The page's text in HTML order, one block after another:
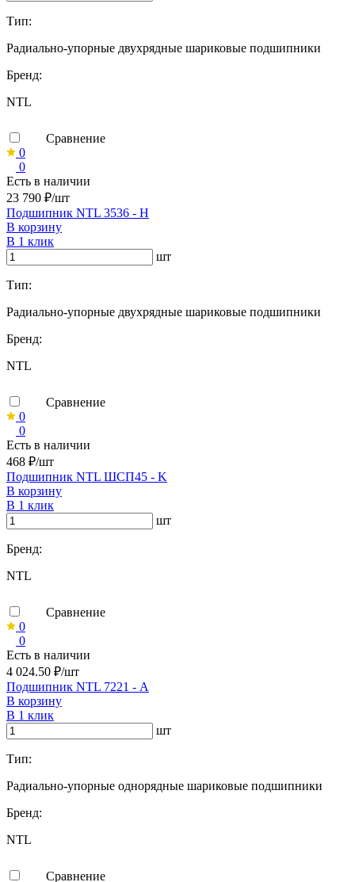
Тип:
Радиально-упорные двухрядные шариковые подшипники
Бренд:
NTL
Сравнение
0
0
Есть в наличии
23 790 ₽/шт
Подшипник NTL 3536 - H
В корзину
В 1 клик
шт
Тип:
Радиально-упорные двухрядные шариковые подшипники
Бренд:
NTL
Сравнение
0
0
Есть в наличии
468 ₽/шт
Подшипник NTL ШСП45 - K
В корзину
В 1 клик
шт
Бренд:
NTL
Сравнение
0
0
Есть в наличии
4 024.50 ₽/шт
Подшипник NTL 7221 - А
В корзину
В 1 клик
шт
Тип:
Радиально-упорные однорядные шариковые подшипники
Бренд:
NTL
Сравнение